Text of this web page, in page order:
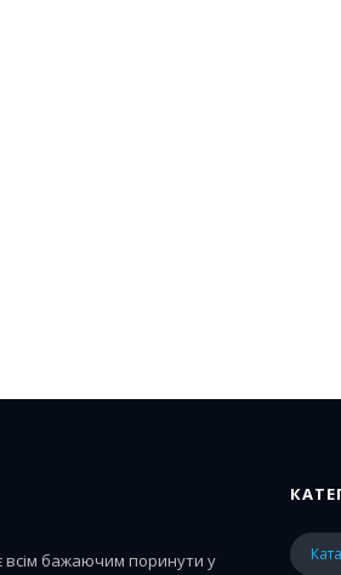
всім бажаючим поринути у